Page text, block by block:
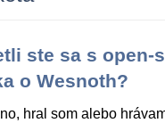
ste sa s open-
o Wesnoth?
hral som alebo